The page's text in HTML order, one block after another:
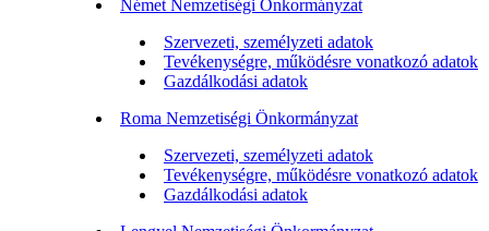
Német Nemzetiségi Önkormányzat
Szervezeti, személyzeti adatok
Tevékenységre, működésre vonatkozó adatok
Gazdálkodási adatok
Roma Nemzetiségi Önkormányzat
Szervezeti, személyzeti adatok
Tevékenységre, működésre vonatkozó adatok
Gazdálkodási adatok